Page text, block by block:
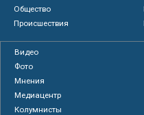
Общество
Происшествия
Видео
Фото
Мнения
Медиацентр
Колумнисты